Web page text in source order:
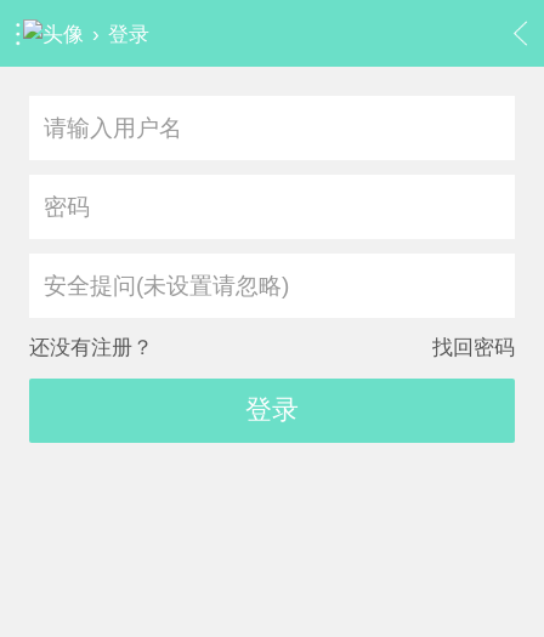
› 登录
安全提问(未设置请忽略)
还没有注册？ 找回密码
登录